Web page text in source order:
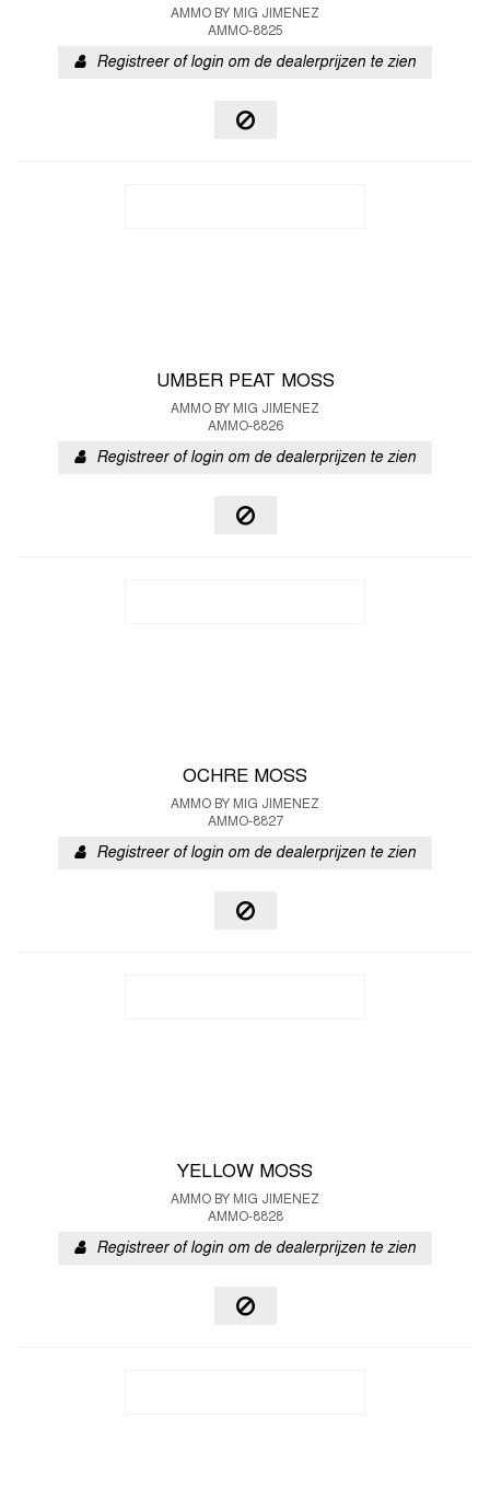
AMMO BY MIG JIMENEZ
AMMO-8825
Registreer of login om de dealerprijzen te zien
UMBER PEAT MOSS
AMMO BY MIG JIMENEZ
AMMO-8826
Registreer of login om de dealerprijzen te zien
OCHRE MOSS
AMMO BY MIG JIMENEZ
AMMO-8827
Registreer of login om de dealerprijzen te zien
YELLOW MOSS
AMMO BY MIG JIMENEZ
AMMO-8828
Registreer of login om de dealerprijzen te zien